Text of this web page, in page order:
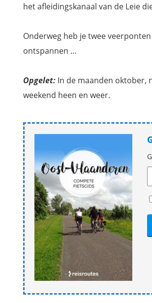
het afleidingskanaal van de Leie
Onderweg heb je twee
ontspannen …
Opgelet: In de maanden oktober,
weekend heen en weer.